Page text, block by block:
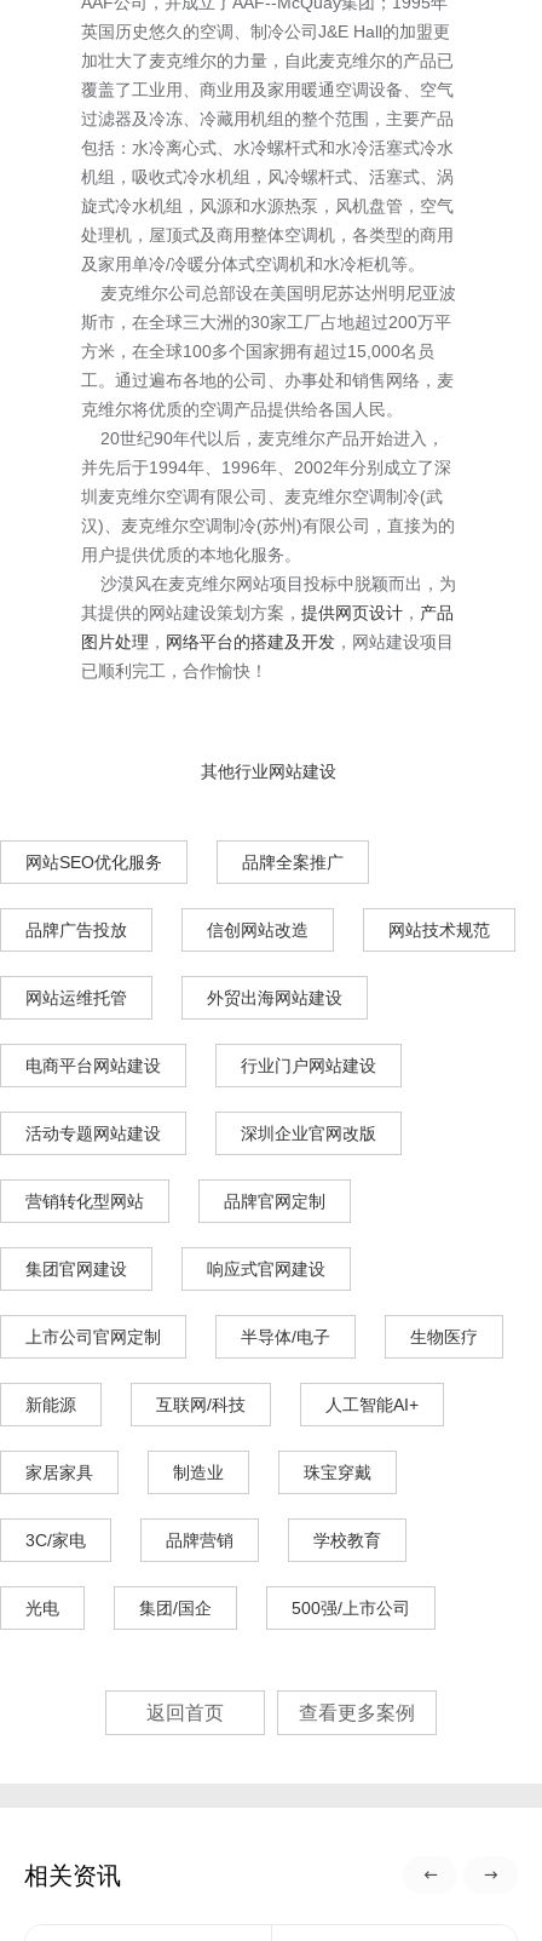
英国历史悠久的空调、制冷公司J&E Hall的加盟更
加壮大了麦克维尔的力量，自此麦克维尔的产品已
覆盖了工业用、商业用及家用暖通空调设备、空气
过滤器及冷冻、冷藏用机组的整个范围，主要产品
包括：水冷离心式、水冷螺杆式和水冷活塞式冷水
机组，吸收式冷水机组，风冷螺杆式、活塞式、涡
旋式冷水机组，风源和水源热泵，风机盘管，空气
处理机，屋顶式及商用整体空调机，各类型的商用
及家用单冷/冷暖分体式空调机和水冷柜机等。
麦克维尔公司总部设在美国明尼苏达州明尼亚波
斯市，在全球三大洲的30家工厂占地超过200万平
方米，在全球100多个国家拥有超过15,000名员
工。通过遍布各地的公司、办事处和销售网络，麦
克维尔将优质的空调产品提供给各国人民。
20世纪90年代以后，麦克维尔产品开始进入，
并先后于1994年、1996年、2002年分别成立了深
圳麦克维尔空调有限公司、麦克维尔空调制冷(武
汉)、麦克维尔空调制冷(苏州)有限公司，直接为的
用户提供优质的本地化服务。
沙漠风在麦克维尔网站项目投标中脱颖而出，为
其提供的网站建设策划方案，提供网页设计 ， 产品
图片处理 ， 网络平台的搭建及开发 ，网站建设项目
已顺利完工，合作愉快！
其他行业网站建设
网站SEO优化服务 品牌全案推广
品牌广告投放 信创网站改造 网站技术规范
网站运维托管 外贸出海网站建设
电商平台网站建设 行业门户网站建设
活动专题网站建设 深圳企业官网改版
营销转化型网站 品牌官网定制
集团官网建设 响应式官网建设
上市公司官网定制 半导体/电子 生物医疗
新能源 互联网/科技 人工智能AI+
家居家具 制造业 珠宝穿戴
3C/家电 品牌营销 学校教育
光电 集团/国企 500强/上市公司
返回首页 查看更多案例
相关资讯